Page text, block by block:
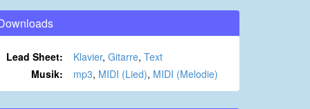
Lead Sheet: Klavier, Gitarre, Text
Musik:
mp3, MIDI (Lied), MIDI (Melodie)